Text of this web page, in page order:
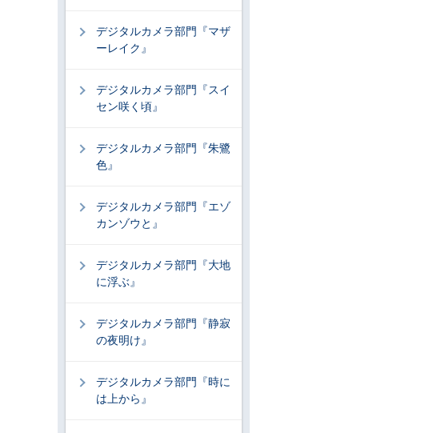
デジタルカメラ部門『マザ
ーレイク』
デジタルカメラ部門『スイ
セン咲く頃』
デジタルカメラ部門『朱鷺
色』
デジタルカメラ部門『エゾ
カンゾウと』
デジタルカメラ部門『大地
に浮ぶ』
デジタルカメラ部門『静寂
の夜明け』
デジタルカメラ部門『時に
は上から』